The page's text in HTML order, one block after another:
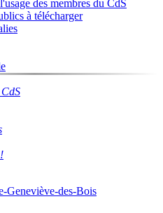
des membres du CdS
à télécharger